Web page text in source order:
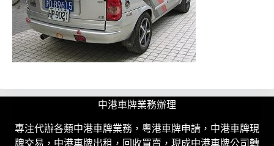
中港車牌業務辦理
專注代辦各類中港車牌業務，粵港車牌申請，中港車牌現
牌交易，中港車牌出租，回收買賣，現成中港車牌公司轉